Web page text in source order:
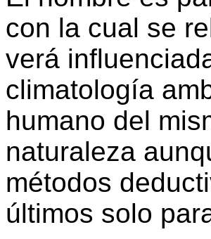
con la cual se
verá
climatología
humano del
naturaleza
métodos
últimos solo